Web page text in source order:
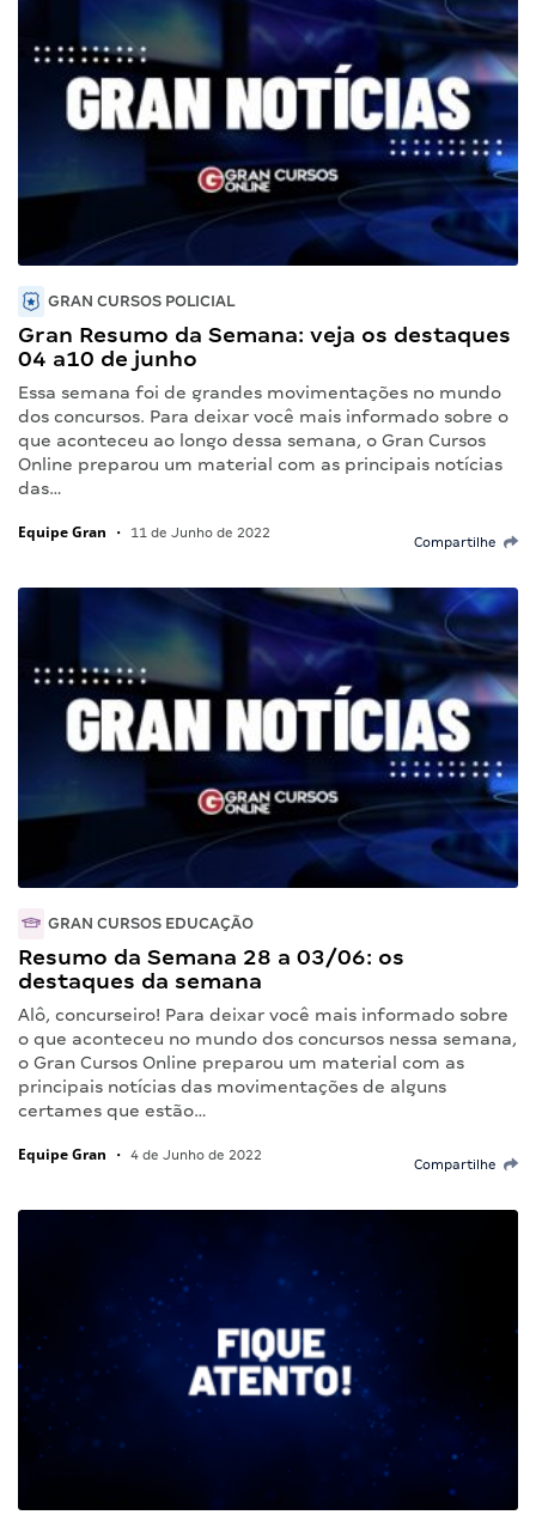
GRAN CURSOS POLICIAL
Gran Resumo da Semana: veja os destaques
04 a10 de junho
Essa semana foi de grandes movimentações no mundo
dos concursos. Para deixar você mais informado sobre o
que aconteceu ao longo dessa semana, o Gran Cursos
Online preparou um material com as principais notícias
das…
Equipe Gran • 11 de Junho de 2022
Compartilhe
GRAN CURSOS EDUCAÇÃO
Resumo da Semana 28 a 03/06: os
destaques da semana
Alô, concurseiro! Para deixar você mais informado sobre
o que aconteceu no mundo dos concursos nessa semana,
o Gran Cursos Online preparou um material com as
principais notícias das movimentações de alguns
certames que estão…
Equipe Gran • 4 de Junho de 2022
Compartilhe